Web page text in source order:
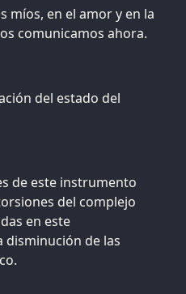
míos, en el amor y en la
comunicamos ahora.
del estado del
de este instrumento
del complejo
en este
disminución de las